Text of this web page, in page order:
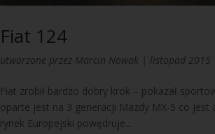
Fiat 124
utworzone przez Marcin Nowak listopad 2015
Fiat zrobił bardzo dobry krok – pokazał
oparte jest na 3 generacji Mazdy MX-5 co
rynek Europejski powędruje...